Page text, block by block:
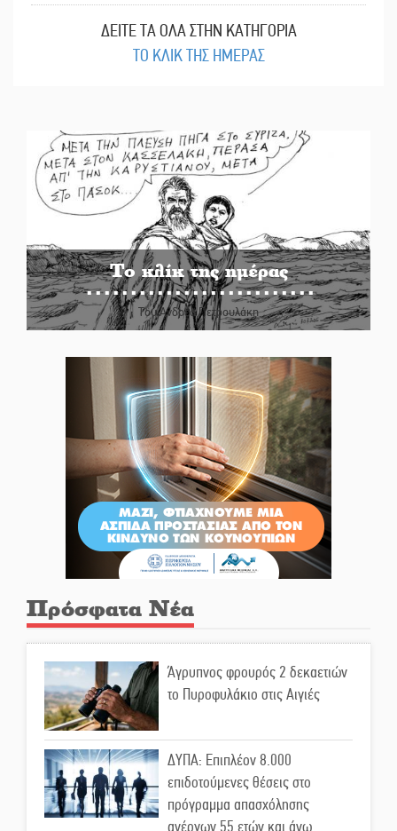
ΔΕΙΤΕ ΤΑ ΟΛΑ ΣΤΗΝ ΚΑΤΗΓΟΡΙΑ
ΤΟ ΚΛΙΚ ΤΗΣ ΗΜΕΡΑΣ
Το κλίκ της ημέρας
Του Ανδρέα Πετρουλάκη
Πρόσφατα Νέα
Άγρυπνος φρουρός 2 δεκαετιών
το Πυροφυλάκιο στις Αιγιές
ΔΥΠΑ: Επιπλέον 8.000
επιδοτούμενες θέσεις στο
πρόγραμμα απασχόλησης
ανέργων 55 ετών και άνω